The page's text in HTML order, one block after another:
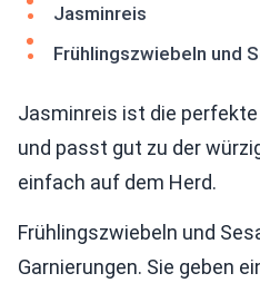
Jasminreis
Frühlingszwiebeln und
Jasminreis ist die perfekte
und passt gut zu der
einfach auf dem Herd.
Frühlingszwiebeln und
Garnierungen. Sie geben